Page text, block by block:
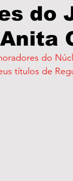
do
títulos de